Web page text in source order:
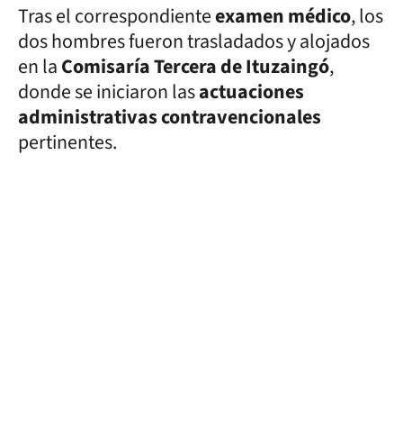
Tras el correspondienteexamen médico, los
dos hombres fueron trasladados y alojados
en laComisaría Tercera de Ituzaingó,
donde se iniciaron lasactuaciones
administrativas contravencionales
pertinentes.